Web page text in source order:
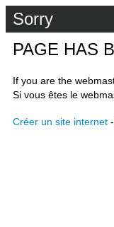
Sorry
PAGE HAS
If you are the
Si vous êtes le
Créer un site internet -